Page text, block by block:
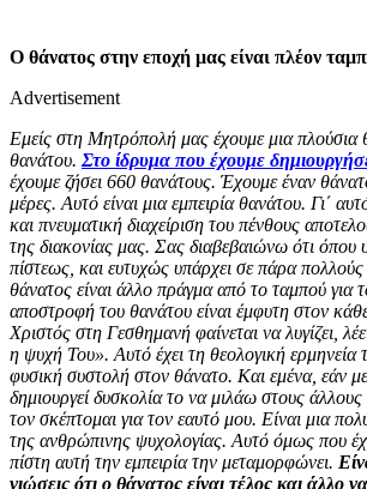
Ο θάνατος στην εποχή μας είναι πλέον
Advertisement
Εμείς στη Μητρόπολή μας έχουμε μια πλούσια
θανάτου. Στο ίδρυμα που έχουμε
έχουμε ζήσει 660 θανάτους. Έχουμε έναν
μέρες. Αυτό είναι μια εμπειρία θανάτου. Γι΄
και πνευματική διαχείριση του πένθους
της διακονίας μας. Σας διαβεβαιώνω ότι όπου
πίστεως, και ευτυχώς υπάρχει σε πάρα
θάνατος είναι άλλο πράγμα από το ταμπού για
αποστροφή του θανάτου είναι έμφυτη στον
Χριστός στη Γεσθημανή φαίνεται να λυγίζει,
η ψυχή Του». Αυτό έχει τη θεολογική ερμηνεία
φυσική συστολή στον θάνατο. Και εμένα, εάν
δημιουργεί δυσκολία το να μιλάω στους
τον σκέπτομαι για τον εαυτό μου. Είναι μια
της ανθρώπινης ψυχολογίας. Αυτό όμως που
πίστη αυτή την εμπειρία την μεταμορφώνει.
νιώσεις ότι ο θάνατος είναι τέλος και άλλο